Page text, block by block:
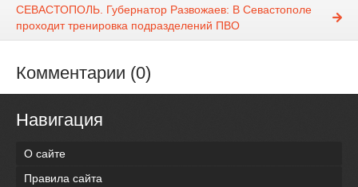
СЕВАСТОПОЛЬ. Губернатор Развожаев: В Севастополе
проходит тренировка подразделений ПВО
Комментарии (0)
Навигация
О сайте
Правила сайта